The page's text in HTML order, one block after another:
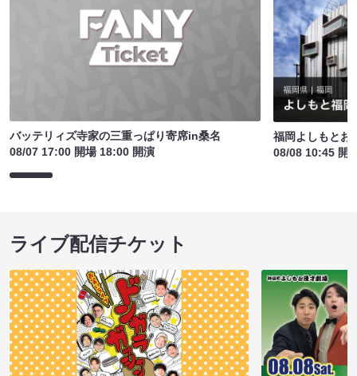
バッテリィズ寺家の三重っぱり寄席in桑名
08/07 17:00 開場 18:00 開演
福岡よしもとお
08/08 10:45 開
ライブ配信チケット